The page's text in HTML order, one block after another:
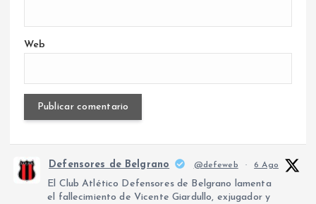
Web
Defensores de Belgrano @defeweb · 6 Ago
El Club Atlético Defensores de Belgrano lamenta
el fallecimiento de Vicente Giardullo, exjugador y